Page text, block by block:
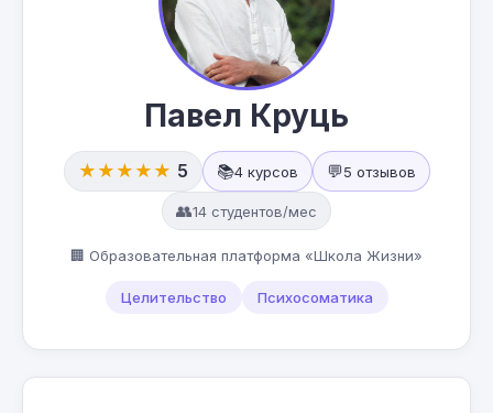
Павел Круць
★★★★★ 5 📚4 курсов 💬5 отзывов
👥14 студентов/мес
🏢 Образовательная платформа «Школа Жизни»
Целительство Психосоматика